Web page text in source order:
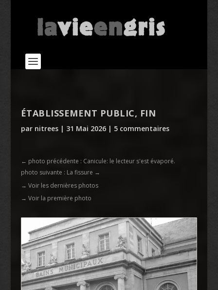
ÉTABLISSEMENT PUBLIC, FIN
par nitrees| 31 Mai 2026| 5 commentaires
← photo précédente : Canicule: le lecteur s'est évaporé.
photo suivante : La fissure →
→ Voir les dernières photos
→ Voir la première photo